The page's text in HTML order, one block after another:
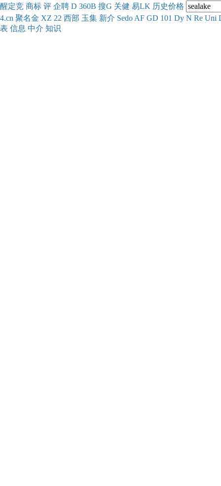
醒定竞 商标 评 企聘 D 360B 搜G 关健 易LK 历史价格
4.cn 聚名金 XZ 22 西部 玉集 新介 Sedo AF GD 101 Dy N Re Uni
表 信息 中介 知识